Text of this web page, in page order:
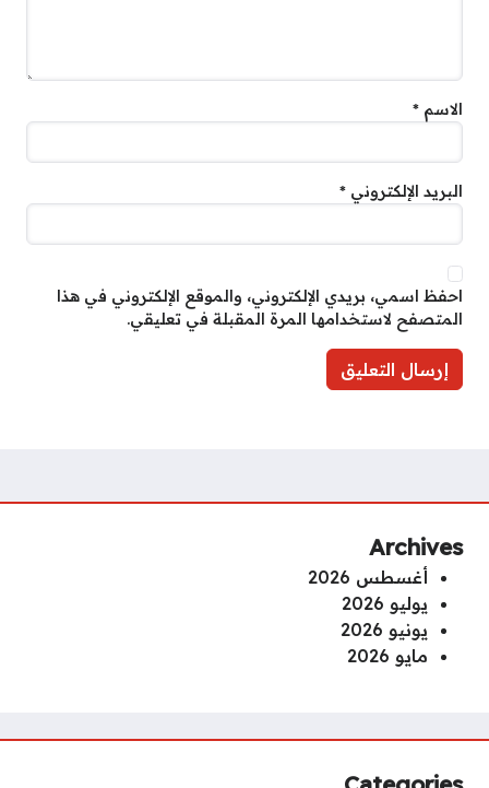
الاسم *
البريد الإلكتروني *
احفظ اسمي، بريدي الإلكتروني، والموقع الإلكتروني في هذا
المتصفح لاستخدامها المرة المقبلة في تعليقي.
Archives
أغسطس 2026
يوليو 2026
يونيو 2026
مايو 2026